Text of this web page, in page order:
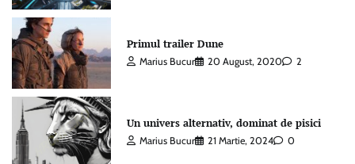
Primul trailer Dune
Marius Bucur 20 August, 2020 2
Un univers alternativ, dominat de pisici
Marius Bucur 21 Martie, 2024 0